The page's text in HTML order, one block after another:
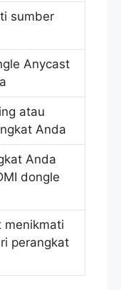
sumber
Anycast
atau
Anda
Anda
dongle
menikmati
perangkat